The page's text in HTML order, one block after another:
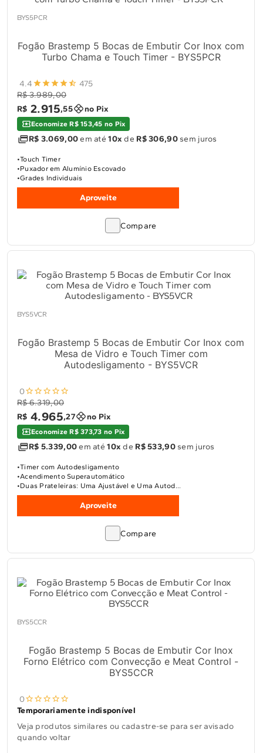
Solicitar conversão de fogão
BYS5PCR
Fogão Brastemp 5 Bocas de Embutir Cor Inox com
Turbo Chama e Touch Timer - BYS5PCR
4.4
475
R$ 3.989,00
R$ 2.915,55 no Pix
Economize R$ 153,45 no Pix
R$ 3.069,00em até10x de R$ 306,90sem juros
Touch Timer
Puxador em Alumínio Escovado
Grades Individuais
Aproveite
Compare
BYS5VCR
Fogão Brastemp 5 Bocas de Embutir Cor Inox com
Mesa de Vidro e Touch Timer com
Autodesligamento - BYS5VCR
0
R$ 6.319,00
R$ 4.965,27 no Pix
Economize R$ 373,73 no Pix
R$ 5.339,00em até10x de R$ 533,90sem juros
Timer com Autodesligamento
Acendimento Superautomático
Duas Prateleiras: Uma Ajustável e Uma Autod...
Aproveite
Compare
BYS5CCR
Fogão Brastemp 5 Bocas de Embutir Cor Inox
Forno Elétrico com Convecção e Meat Control -
BYS5CCR
0
Temporariamente indisponível
Veja produtos similares ou cadastre-se para ser avisado
quando voltar